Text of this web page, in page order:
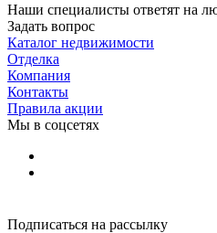
Наши специалисты ответят на
Задать вопрос
Каталог недвижимости
Отделка
Компания
Контакты
Правила акции
Мы в соцсетях
Подписаться на рассылку